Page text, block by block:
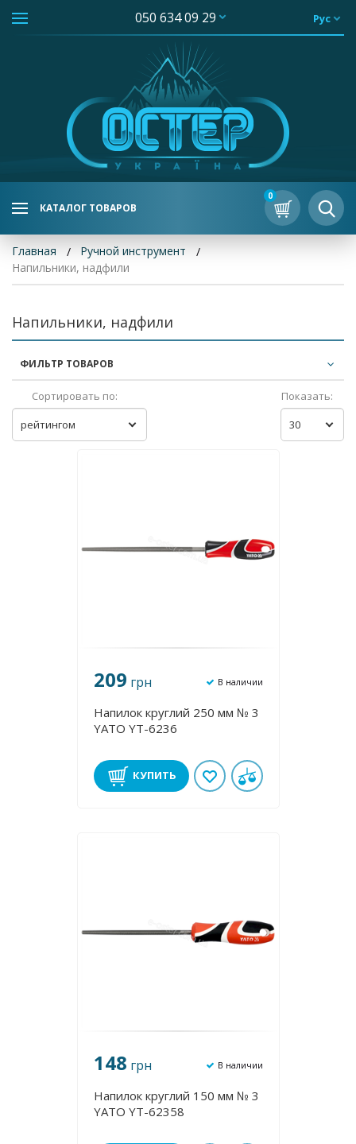
050 634 09 29 Рус
КАТАЛОГ ТОВАРОВ
0
Главная
Ручной инструмент
Напильники, надфили
ФИЛЬТР ТОВАРОВ
Напильники, надфили
Сортировать по:
рейтингом
Показать:
30
209 грн В наличии
Напилок круглий 250 мм № 3
YATO YT-6236
КУПИТЬ
148 грн В наличии
Напилок круглий 150 мм № 3
YATO YT-62358